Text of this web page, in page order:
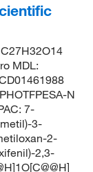
MDL:
N
7-
3-
2-
2,3-